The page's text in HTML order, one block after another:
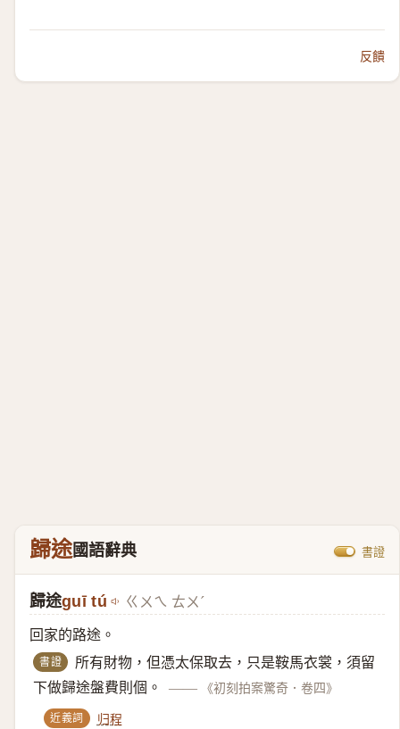
反饋
歸途國語辭典 書證
歸途guī tú ㄍㄨㄟ ㄊㄨˊ
回家的路途。
書證
所有財物，但憑太保取去，只是鞍馬衣裳，須留
下做歸途盤費則個。
—— 《初刻拍案驚奇．卷四》
近義詞 归程